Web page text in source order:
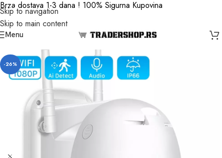
Skip to navigation
Skip to main content
Brza dostava 1-3 dana ! 100% Sigurna Kupovina
Menu
-26%